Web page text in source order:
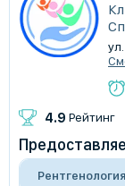
4.9 Рейтинг
Рентгенология